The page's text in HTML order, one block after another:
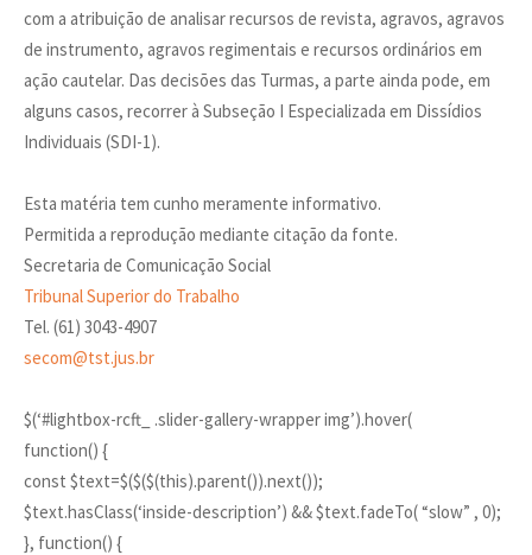
com a atribuição de analisar recursos de revista, agravos, agravos
de instrumento, agravos regimentais e recursos ordinários em
ação cautelar. Das decisões das Turmas, a parte ainda pode, em
alguns casos, recorrer à Subseção I Especializada em Dissídios
Individuais (SDI-1).
Esta matéria tem cunho meramente informativo.
Permitida a reprodução mediante citação da fonte.
Secretaria de Comunicação Social
Tribunal Superior do Trabalho
Tel. (61) 3043-4907
secom@tst.jus.br
$(‘#lightbox-rcft_ .slider-gallery-wrapper img’).hover(
function() {
const $text=$($($(this).parent()).next());
$text.hasClass(‘inside-description’) && $text.fadeTo( “slow” , 0);
}, function() {